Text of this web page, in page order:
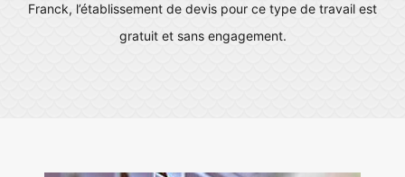
Franck, l’établissement de devis pour ce type de travail est
gratuit et sans engagement.